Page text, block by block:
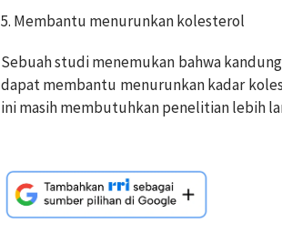
5. Membantu menurunkan kolesterol
Sebuah studi menemukan bahwa
dapat membantu menurunkan kadar
ini masih membutuhkan penelitian lebih